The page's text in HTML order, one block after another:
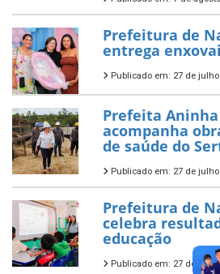
Prefeitura de
entrega
Publicado em: 27 de
Prefeita
acompanha
de saúde do
Publicado em: 27 de
Prefeitura de
celebra
educação
Publicado em: 27 de